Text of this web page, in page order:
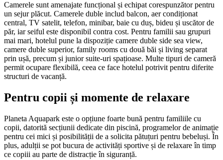
Camerele sunt amenajate funcțional și echipat corespunzător pentru
un sejur plăcut. Camerele duble includ balcon, aer condiționat
central, TV satelit, telefon, minibar, baie cu duș, bideu și uscător de
păr, iar seiful este disponibil contra cost. Pentru familii sau grupuri
mai mari, hotelul pune la dispoziție camere duble side sea view,
camere duble superior, family rooms cu două băi și living separat
prin ușă, precum și junior suite-uri spațioase. Multe tipuri de cameră
permit ocupare flexibilă, ceea ce face hotelul potrivit pentru diferite
structuri de vacanță.
Pentru copii și momente de relaxare
Planeta Aquapark este o opțiune foarte bună pentru familiile cu
copii, datorită secțiunii dedicate din piscină, programelor de animație
pentru cei mici și posibilității de a solicita pătuțuri pentru bebeluși. În
plus, adulții se pot bucura de activități sportive și de relaxare în timp
ce copiii au parte de distracție în siguranță.